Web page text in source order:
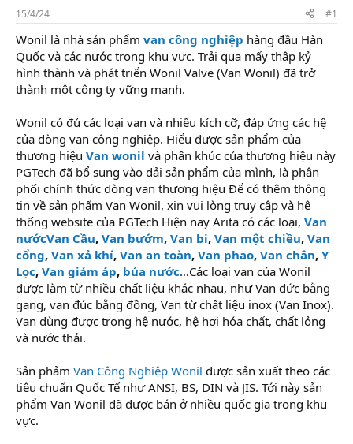
s
t
a
r
t
e
r
15/4/24 #1
Wonil là nhà sản phẩm van công nghiệp hàng đầu Hàn
Quốc và các nước trong khu vực. Trải qua mấy thập kỷ
hình thành và phát triển Wonil Valve (Van Wonil) đã trở
thành một công ty vững mạnh.
Wonil có đủ các loại van và nhiều kích cỡ, đáp ứng các hệ
của dòng van công nghiệp. Hiểu được sản phẩm của
thương hiệu Van wonil và phân khúc của thương hiệu này
PGTech đã bổ sung vào dải sản phẩm của mình, là phân
phối chính thức dòng van thương hiệu Để có thêm thông
tin về sản phẩm Van Wonil, xin vui lòng truy cập và hệ
thống website của PGTech Hiện nay Arita có các loại, Van
nướcVan Cầu, Van bướm, Van bi, Van một chiều, Van
cổng, Van xả khí, Van an toàn, Van phao, Van chân, Y
Lọc, Van giảm áp, búa nước…Các loại van của Wonil
được làm từ nhiều chất liệu khác nhau, như Van đức bằng
gang, van đúc bằng đồng, Van từ chất liệu inox (Van Inox).
Van dùng được trong hệ nước, hệ hơi hóa chất, chất lỏng
và nước thải.
Sản phảm Van Công Nghiệp Wonil được sản xuất theo các
tiêu chuẩn Quốc Tế như ANSI, BS, DIN và JIS. Tới này sản
phẩm Van Wonil đã được bán ở nhiều quốc gia trong khu
vực.